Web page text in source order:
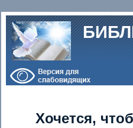
Перейти к основному
Хочется,